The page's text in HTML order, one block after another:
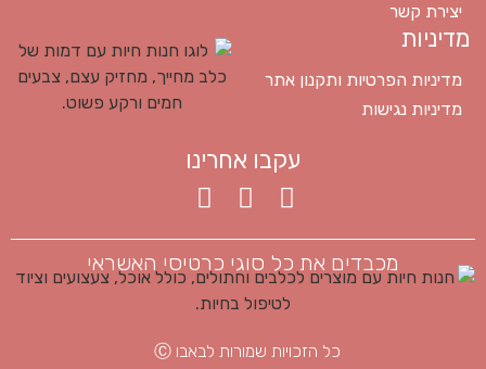
יצירת קשר
מדיניות
מדיניות הפרטיות ותקנון אתר
מדיניות נגישות
עקבו אחרינו
מכבדים את כל סוגי כרטיסי האשראי
כל הזכויות שמורות לבאבו Ⓒ